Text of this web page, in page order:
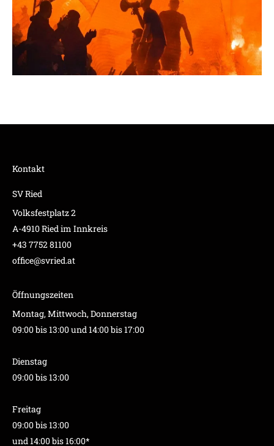
Kontakt
SV Ried
Volksfestplatz 2
A-4910 Ried im Innkreis
+43 7752 81100
office@svried.at
Öffnungszeiten
Montag, Mittwoch, Donnerstag
09:00 bis 13:00 und 14:00 bis 17:00
Dienstag
09:00 bis 13:00
Freitag
09:00 bis 13:00
und 14:00 bis 16:00*